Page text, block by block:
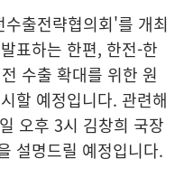
출전략협의회'를 개최
표하는 한편, 한전-한
수출 확대를 위한 원
할 예정입니다. 관련해
오후 3시 김창희 국장
설명드릴 예정입니다.